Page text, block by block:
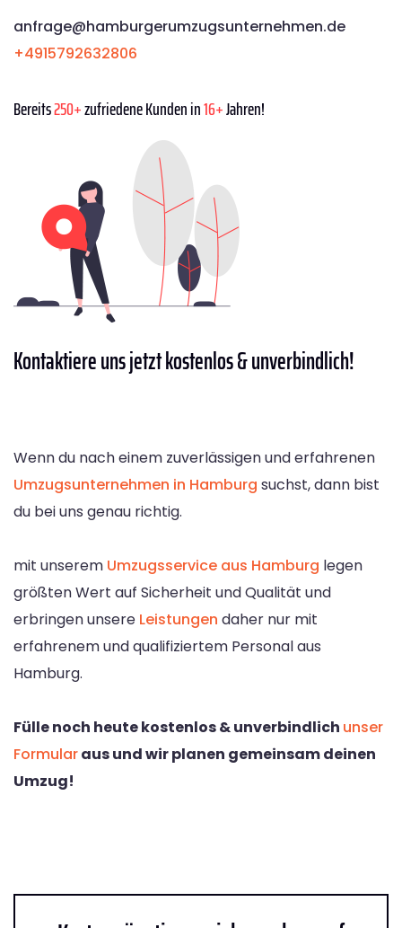
anfrage@hamburgerumzugsunternehmen.de
+4915792632806
Bereits250+zufriedene Kunden in16+Jahren!
Kontaktiereuns jetzt kostenlos & unverbindlich!
Wenn du nach einem zuverlässigen und erfahrenen
Umzugsunternehmen in Hamburg suchst, dann bist
du bei uns genau richtig.
mit unserem Umzugsservice aus Hamburg legen
größten Wert auf Sicherheit und Qualität und
erbringen unsere Leistungen daher nur mit
erfahrenem und qualifiziertem Personal aus
Hamburg.
Fülle noch heute kostenlos & unverbindlich unser
Formularaus und wir planen gemeinsam deinen
Umzug!